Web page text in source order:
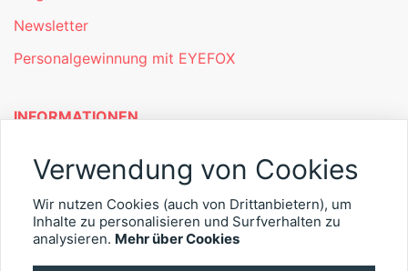
Newsletter
Personalgewinnung mit EYEFOX
INFORMATIONEN
Was ist EYEFOX – Ihre Möglichkeiten
Kontakt
Verwendung von Cookies
Wir nutzen Cookies (auch von Drittanbietern), um
Inhalte zu personalisieren und Surfverhalten zu
analysieren. Mehr über Cookies